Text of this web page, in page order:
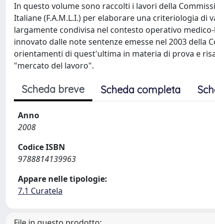
In questo volume sono raccolti i lavori della
Italiane (F.A.M.L.I.) per elaborare una criteriologia
largamente condivisa nel contesto operativo
innovato dalle note sentenze emesse nel 2003 della
orientamenti di quest'ultima in materia di prova e
"mercato del lavoro".
Scheda breve Scheda completa
Anno
2008
Codice ISBN
9788814139963
Appare nelle tipologie:
7.1 Curatela